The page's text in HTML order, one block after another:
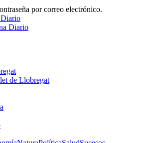
por correo electrónico.
de Llobregat